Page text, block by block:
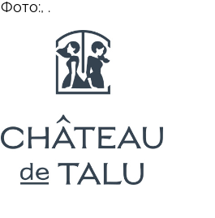
Фото:, .